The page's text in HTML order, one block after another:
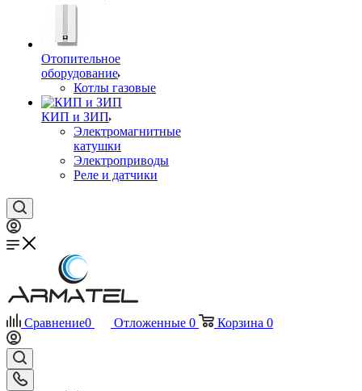
Отопительное
оборудование
Котлы газовые
КИП и ЗИП
Электромагнитные
катушки
Электроприводы
Реле и датчики
Сравнение0 Отложенные 0 Корзина 0